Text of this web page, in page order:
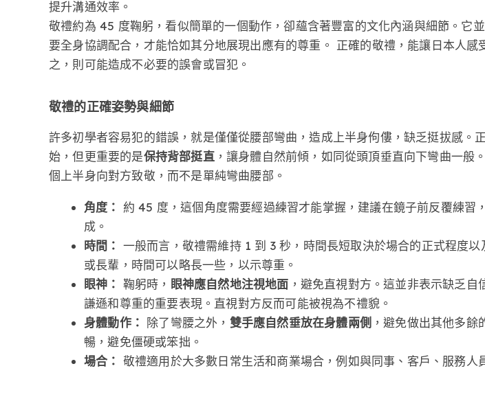
提升溝通效率。
敬禮約為 45 度鞠躬，看似簡單的一個動作，卻蘊含著豐富的文化內涵與細節。它
要全身協調配合，才能恰如其分地展現出應有的尊重。 正確的敬禮，能讓日本人感
之，則可能造成不必要的誤會或冒犯。
敬禮的正確姿勢與細節
許多初學者容易犯的錯誤，就是僅僅從腰部彎曲，造成上半身佝僂，缺乏挺拔感。
始，但更重要的是保持背部挺直，讓身體自然前傾，如同從頭頂垂直向下彎曲一般
個上半身向對方致敬，而不是單純彎曲腰部。
角度：
約 45 度，這個角度需要經過練習才能掌握，建議在鏡子前反覆練習
成。
時間： 一般而言，敬禮需維持 1 到 3 秒，時間長短取決於場合的正式程度
或長輩，時間可以略長一些，以示尊重。
眼神： 鞠躬時， 眼神應自然地注視地面 ，避免直視對方。這並非表示缺乏
謙遜和尊重的重要表現。直視對方反而可能被視為不禮貌。
身體動作：
除了彎腰之外， 雙手應自然垂放在身體兩側 ，避免做出其他多
暢，避免僵硬或笨拙。
場合： 敬禮適用於大多數日常生活和商業場合，例如與同事、客戶、服務人